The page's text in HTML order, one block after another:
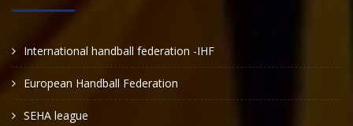
International handball federation -IHF
European Handball Federation
SEHA league